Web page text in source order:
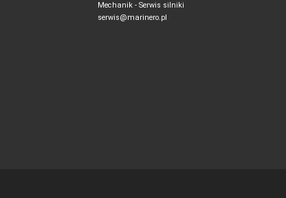
Mechanik - Serwis silniki
serwis@marinero.pl